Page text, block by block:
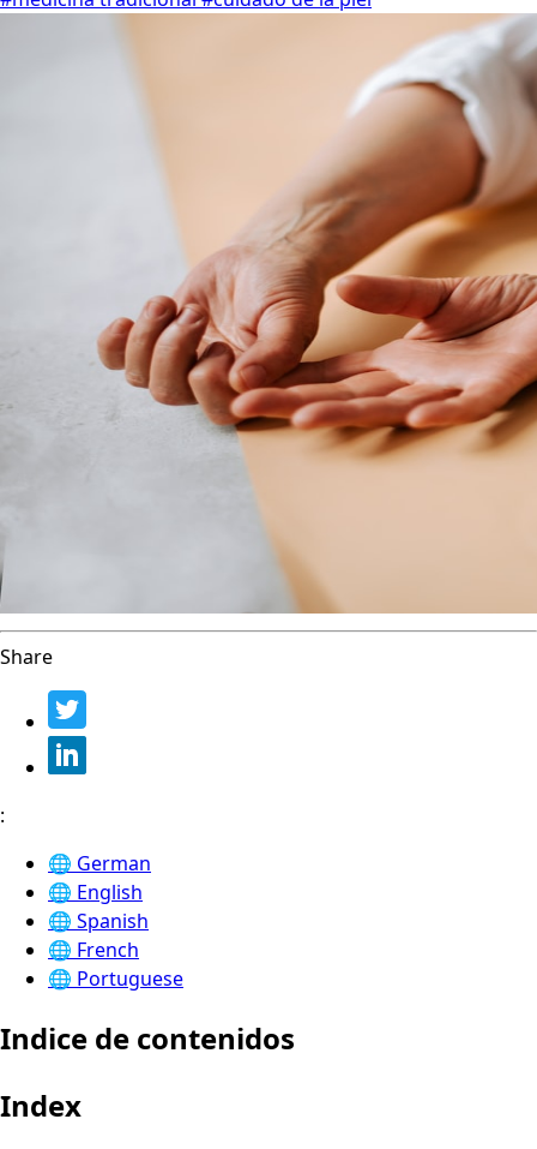
Share
:
🌐 German
🌐 English
🌐 Spanish
🌐 French
🌐 Portuguese
Indice de contenidos
Index